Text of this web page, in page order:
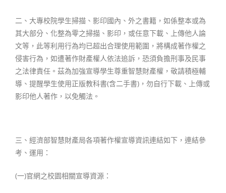
二、大專校院學生掃描、影印國內、外之書籍，如係整本或為
其大部分、化整為零之掃描、影印，或任意下載、上傳他人論
文等，此等利用行為均已超出合理使用範圍，將構成著作權之
侵害行為，如遭著作財產權人依法追訴，恐須負擔刑事及民事
之法律責任。茲為加強宣導學生尊重智慧財產權，敬請積極輔
導、提醒學生使用正版教科書(含二手書)，勿自行下載、上傳或
影印他人著作，以免觸法。
三、經濟部智慧財產局各項著作權宣導資訊連結如下，連結參
考、運用：
(一)官網之校園相關宣導資源：